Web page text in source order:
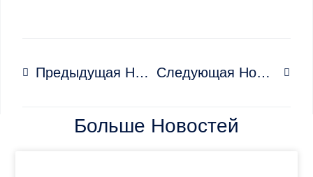
Предыдущая Новость Следующая Новость
Больше Новостей